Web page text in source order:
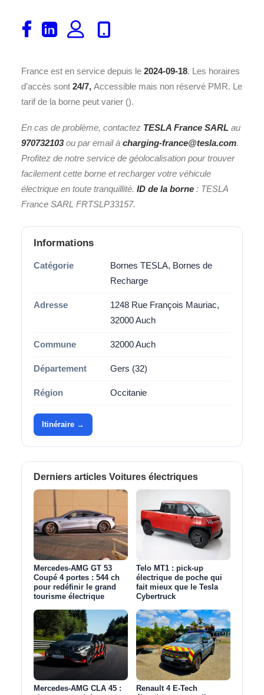
8 place(s)
France est en service depuis le 2024-09-18. Les horaires
d’accès sont 24/7, Accessible mais non réservé PMR. Le
tarif de la borne peut varier ().
En cas de problème, contactez TESLA France SARL au
970732103ou par email à charging-france@tesla.com.
Profitez de notre service de géolocalisation pour trouver
facilement cette borne et recharger votre véhicule
électrique en toute tranquillité. ID de la borne : TESLA
France SARL FRTSLP33157.
Informations
Catégorie
Bornes TESLA, Bornes de
Recharge
Adresse
1248 Rue François Mauriac,
32000 Auch
Commune 32000 Auch
Département Gers (32)
Région Occitanie
Itinéraire →
Derniers articles Voitures électriques
Mercedes-AMG GT 53
Coupé 4 portes : 544 ch
pour redéfinir le grand
tourisme électrique
Telo MT1 : pick‑up
électrique de poche qui
fait mieux que le Tesla
Cybertruck
Mercedes-AMG CLA 45 :
Renault 4 E-Tech